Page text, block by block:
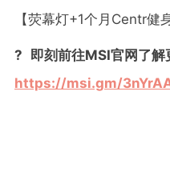
【荧幕灯+1个月Centr健
? 即刻前往MSI官网了解
https://msi.gm/